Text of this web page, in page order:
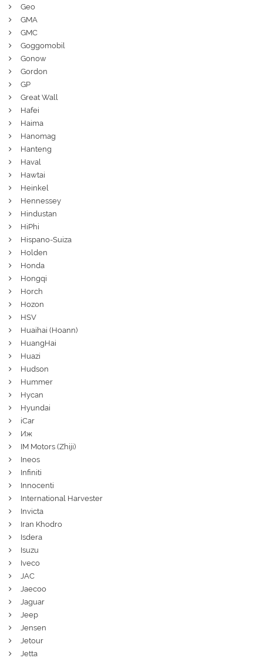
Geo
GMA
GMC
Goggomobil
Gonow
Gordon
GP
Great Wall
Hafei
Haima
Hanomag
Hanteng
Haval
Hawtai
Heinkel
Hennessey
Hindustan
HiPhi
Hispano-Suiza
Holden
Honda
Hongqi
Horch
Hozon
HSV
Huaihai (Hoann)
HuangHai
Huazi
Hudson
Hummer
Hycan
Hyundai
iCar
Иж
IM Motors (Zhiji)
Ineos
Infiniti
Innocenti
International Harvester
Invicta
Iran Khodro
Isdera
Isuzu
Iveco
JAC
Jaecoo
Jaguar
Jeep
Jensen
Jetour
Jetta